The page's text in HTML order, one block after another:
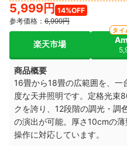
5,999円 14%OFF
参考価格： 6,999円
楽天市場
タイ
商品概要
16畳から18畳の広範囲を、
度な天井照明です。定格光束
クを誇り、12段階の調光・調
の演出が可能。厚さ10cmの
操作に対応しています。